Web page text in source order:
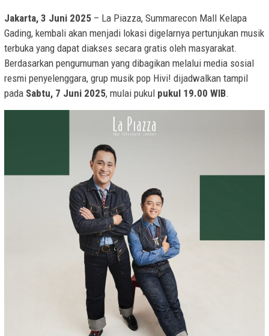
Jakarta, 3 Juni 2025 – La Piazza, Summarecon Mall Kelapa
Gading, kembali akan menjadi lokasi digelarnya pertunjukan musik
terbuka yang dapat diakses secara gratis oleh masyarakat.
Berdasarkan pengumuman yang dibagikan melalui media sosial
resmi penyelenggara, grup musik pop Hivi! dijadwalkan tampil
pada Sabtu, 7 Juni 2025, mulai pukul pukul 19.00 WIB.